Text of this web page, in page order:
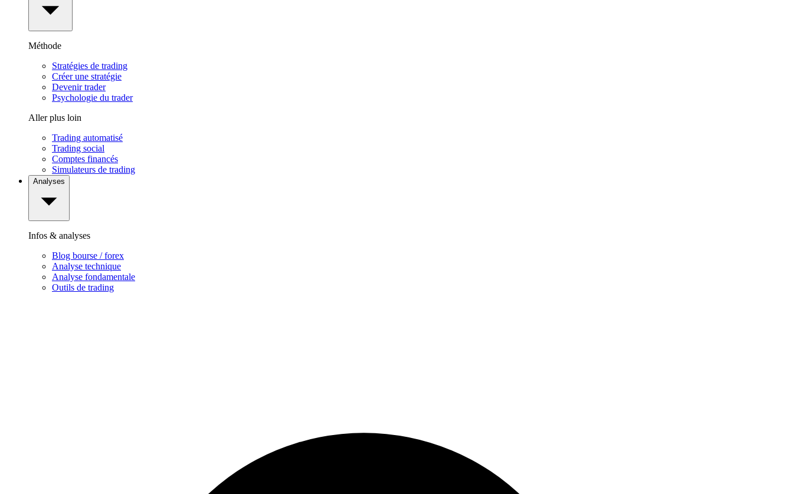
Méthode
Stratégies de trading
Créer une stratégie
Devenir trader
Psychologie du trader
Aller plus loin
Trading automatisé
Trading social
Comptes financés
Simulateurs de trading
Analyses
Infos & analyses
Blog bourse / forex
Analyse technique
Analyse fondamentale
Outils de trading